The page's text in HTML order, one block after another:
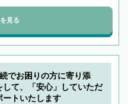
見る
でお困りの方に寄り添
て、「安心」していただ
ートいたします